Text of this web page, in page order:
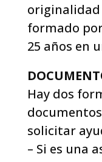
originalidad
formado
25 años en
Hay dos
solicitar
– Si es una